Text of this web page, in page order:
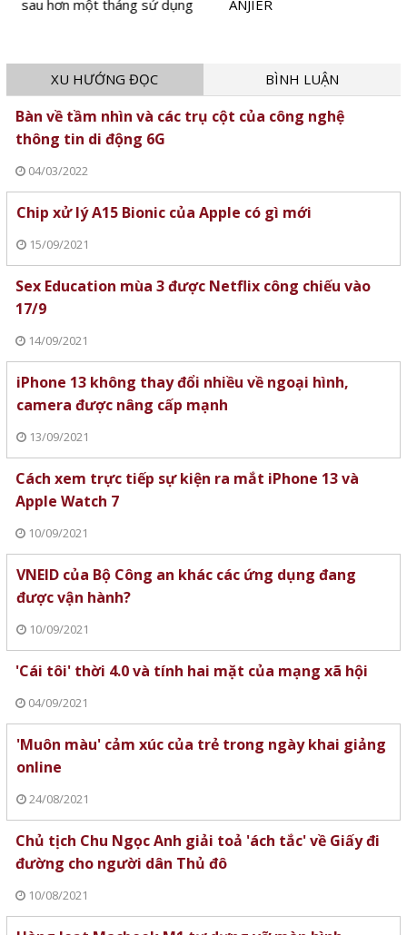
sau hơn một tháng sử dụng ANJIER
XU HƯỚNG ĐỌC BÌNH LUẬN
Bàn về tầm nhìn và các trụ cột của công nghệ
thông tin di động 6G
04/03/2022
Chip xử lý A15 Bionic của Apple có gì mới
15/09/2021
Sex Education mùa 3 được Netflix công chiếu vào
17/9
14/09/2021
iPhone 13 không thay đổi nhiều về ngoại hình,
camera được nâng cấp mạnh
13/09/2021
Cách xem trực tiếp sự kiện ra mắt iPhone 13 và
Apple Watch 7
10/09/2021
VNEID của Bộ Công an khác các ứng dụng đang
được vận hành?
10/09/2021
'Cái tôi' thời 4.0 và tính hai mặt của mạng xã hội
04/09/2021
'Muôn màu' cảm xúc của trẻ trong ngày khai giảng
online
24/08/2021
Chủ tịch Chu Ngọc Anh giải toả 'ách tắc' về Giấy đi
đường cho người dân Thủ đô
10/08/2021